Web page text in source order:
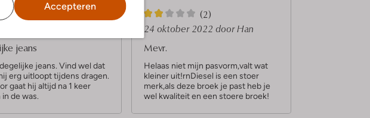
Accepteren
jeans
jeans. Vind wel dat
erg uitloopt tijdens dragen.
gaat hij altijd na 1 keer
de was.
2
S
t
e
r
r
e
(2)
24 oktober 2022 door Han
Mevr.
Helaas niet mijn pasvorm,valt wat
kleiner uit!rnDiesel is een stoer
merk,als deze broek je past heb je
wel kwaliteit en een stoere broek!